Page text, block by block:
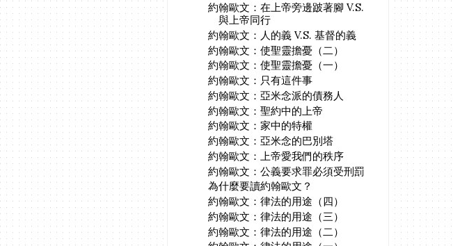
約翰歐文：在上帝旁邊跛著腳 V.S.
與上帝同行
約翰歐文：人的義 V.S. 基督的義
約翰歐文：使聖靈擔憂（二）
約翰歐文：使聖靈擔憂（一）
約翰歐文：只有這件事
約翰歐文：亞米念派的債務人
約翰歐文：聖約中的上帝
約翰歐文：家中的特權
約翰歐文：亞米念的巴別塔
約翰歐文：上帝愛我們的秩序
約翰歐文：公義要求罪必須受刑罰
為什麼要讀約翰歐文？
約翰歐文：律法的用途（四）
約翰歐文：律法的用途（三）
約翰歐文：律法的用途（二）